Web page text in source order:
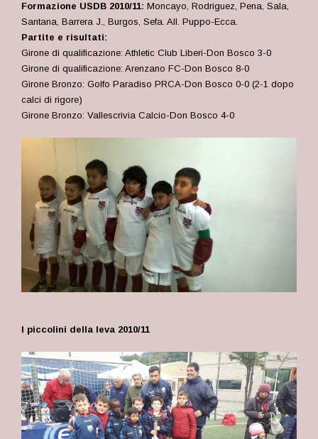
Formazione USDB 2010/11: Moncayo, Rodriguez, Pena, Sala,
Santana, Barrera J., Burgos, Sefa. All. Puppo-Ecca.
Partite e risultati:
Girone di qualificazione: Athletic Club Liberi-Don Bosco 3-0
Girone di qualificazione: Arenzano FC-Don Bosco 8-0
Girone Bronzo: Golfo Paradiso PRCA-Don Bosco 0-0 (2-1 dopo
calci di rigore)
Girone Bronzo: Vallescrivia Calcio-Don Bosco 4-0
I piccolini della leva 2010/11